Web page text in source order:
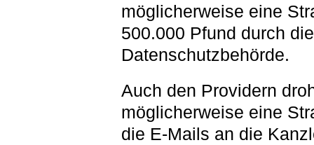
möglicherweise eine
500.000 Pfund durch die
Datenschutzbehörde.
Auch den Providern
möglicherweise eine
die E-Mails an die